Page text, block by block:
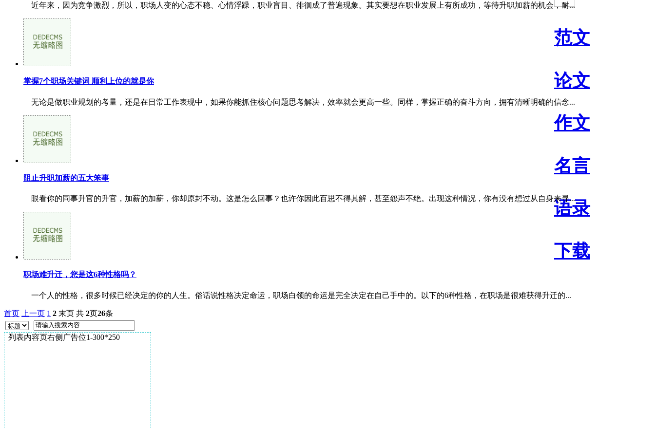
范文
论文
作文
名言
语录
下载
近年来，因为竞争激烈，所以，职场人变的心态不稳、心情浮躁，职业盲目、徘徊成了普遍现象。其实要想在职业发展上有所成功，等待升职加薪的机会，耐...
掌握7个职场关键词 顺利上位的就是你
无论是做职业规划的考量，还是在日常工作表现中，如果你能抓住核心问题思考解决，效率就会更高一些。同样，掌握正确的奋斗方向，拥有清晰明确的信念...
阻止升职加薪的五大笨事
眼看你的同事升官的升官，加薪的加薪，你却原封不动。这是怎么回事？也许你因此百思不得其解，甚至怨声不绝。出现这种情况，你有没有想过从自身来寻...
职场难升迁，您是这6种性格吗？
一个人的性格，很多时候已经决定的你的人生。俗话说性格决定命运，职场白领的命运是完全决定在自己手中的。以下的6种性格，在职场是很难获得升迁的...
首页 上一页 1 2 末页 共 2页26条
列表内容页右侧广告位1-300*250